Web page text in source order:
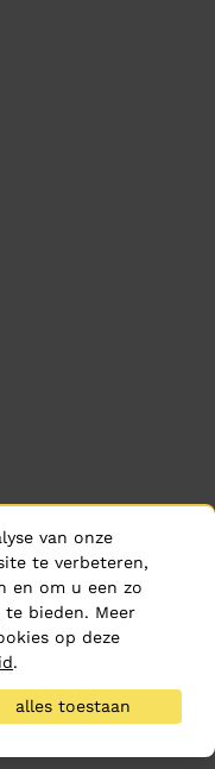
van onze
te verbeteren,
en om u een zo
bieden. Meer
op deze
.
alles toestaan